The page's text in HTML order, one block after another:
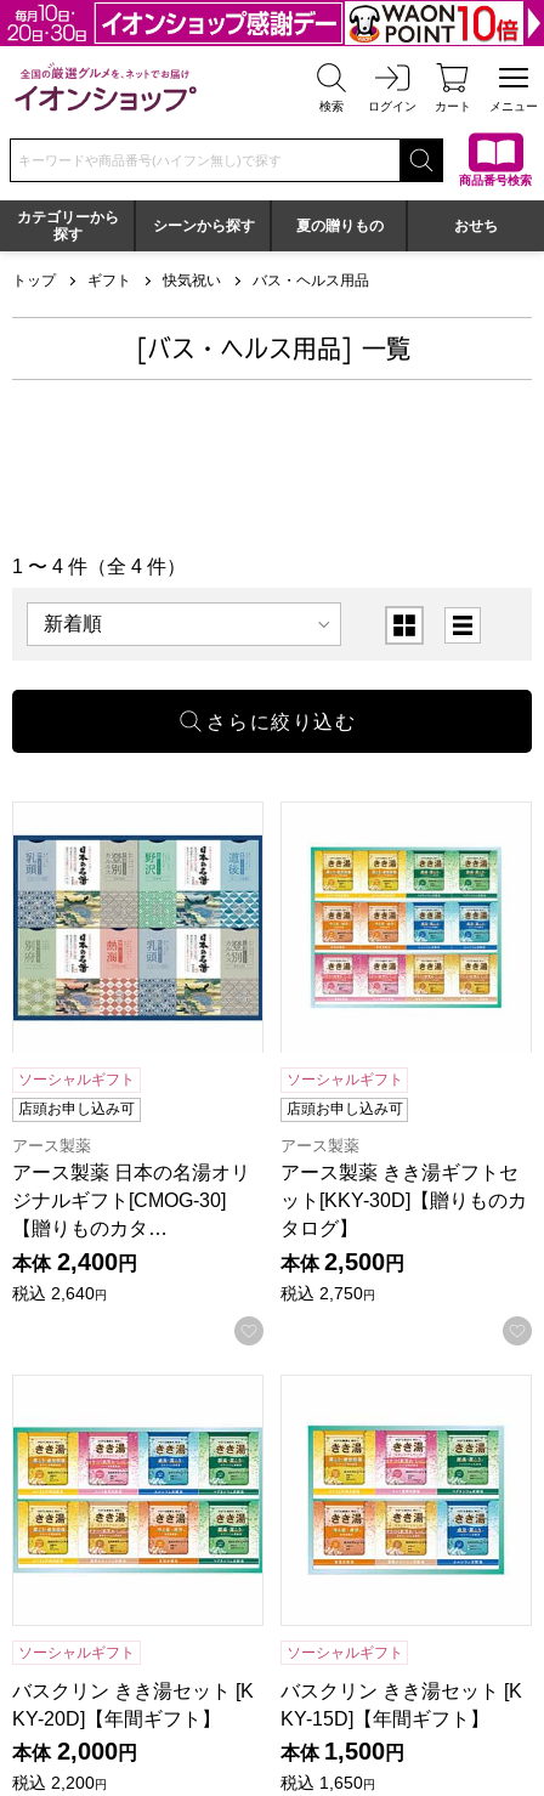
全国の厳選グルメを、ネットでお届け イオンショップ
検索 ログイン カート メニュー
検索キーワードまたは商品番号を入力してください
商品番号検索
カテゴリーから
探す
シーンから探す 夏の贈りもの おせち
トップ ギフト 快気祝い バス・ヘルス用品
[バス・ヘルス用品] 一覧
「バス・ヘルス用品」の商品一覧
1 〜 4 件（全 4 件）
表示順 表示切替
ソーシャルギフト
店頭お申し込み可
アース製薬
アース製薬 日本の名湯オリ
ジナルギフト[CMOG-30]
【贈りものカタ…
本体 2,400円
税込 2,640円
お気に入りに登録する
ソーシャルギフト
店頭お申し込み可
アース製薬
アース製薬 きき湯ギフトセ
ット[KKY-30D]【贈りものカ
タログ】
本体 2,500円
税込 2,750円
ソーシャルギフト
バスクリン きき湯セット [K
KY-20D]【年間ギフト】
本体 2,000円
税込 2,200円
ソーシャルギフト
バスクリン きき湯セット [K
KY-15D]【年間ギフト】
本体 1,500円
税込 1,650円